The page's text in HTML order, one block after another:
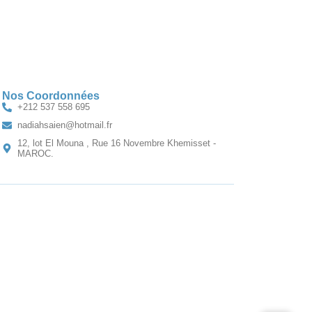
Nos Coordonnées
+212 537 558 695
nadiahsaien@hotmail.fr
12, lot El Mouna , Rue 16 Novembre Khemisset -
MAROC.